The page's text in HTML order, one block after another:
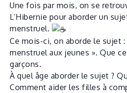
Une fois par mois, on se
L’Hibernie pour aborder un
menstruel.
Ce mois-ci, on aborde le sujet :
menstruel aux jeunes ». Que
garçons.
À quel âge aborder le sujet ?
Comment aider les filles à